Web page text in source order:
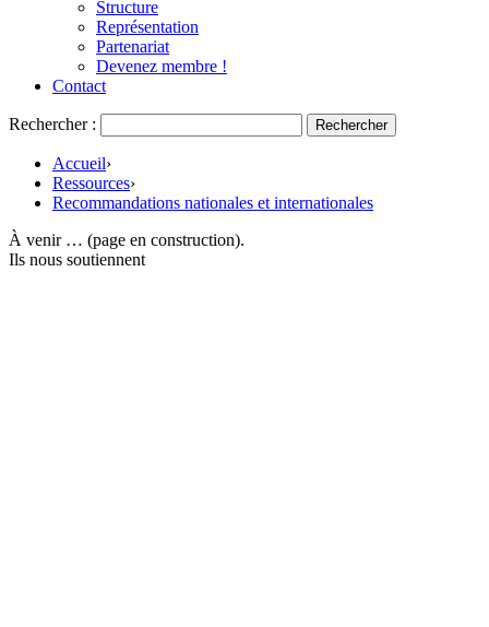
Structure
Représentation
Partenariat
Devenez membre !
Contact
Rechercher :
Accueil›
Ressources›
Recommandations nationales et internationales
À venir … (page en construction).
Ils nous soutiennent